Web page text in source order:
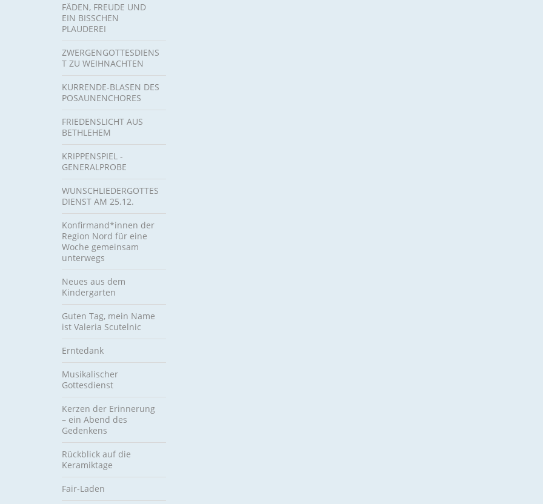
FÄDEN, FREUDE UND
EIN BISSCHEN
PLAUDEREI
ZWERGENGOTTESDIENS
T ZU WEIHNACHTEN
KURRENDE-BLASEN DES
POSAUNENCHORES
FRIEDENSLICHT AUS
BETHLEHEM
KRIPPENSPIEL -
GENERALPROBE
WUNSCHLIEDERGOTTES
DIENST AM 25.12.
Konfirmand*innen der
Region Nord für eine
Woche gemeinsam
unterwegs
Neues aus dem
Kindergarten
Guten Tag, mein Name
ist Valeria Scutelnic
Erntedank
Musikalischer
Gottesdienst
Kerzen der Erinnerung
– ein Abend des
Gedenkens
Rückblick auf die
Keramiktage
Fair-Laden